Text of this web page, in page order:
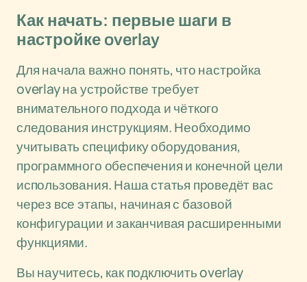
Как начать: первые шаги в
настройке overlay
Для начала важно понять, что настройка
overlay на устройстве требует
внимательного подхода и чёткого
следования инструкциям. Необходимо
учитывать специфику оборудования,
программного обеспечения и конечной цели
использования. Наша статья проведёт вас
через все этапы, начиная с базовой
конфигурации и заканчивая расширенными
функциями.
Вы научитесь, как подключить overlay